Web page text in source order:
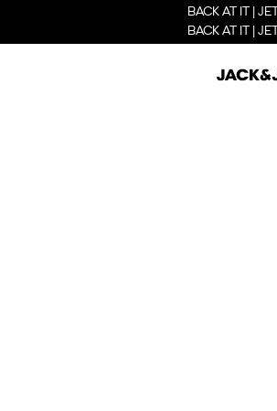
BACK AT IT |
BACK AT IT |